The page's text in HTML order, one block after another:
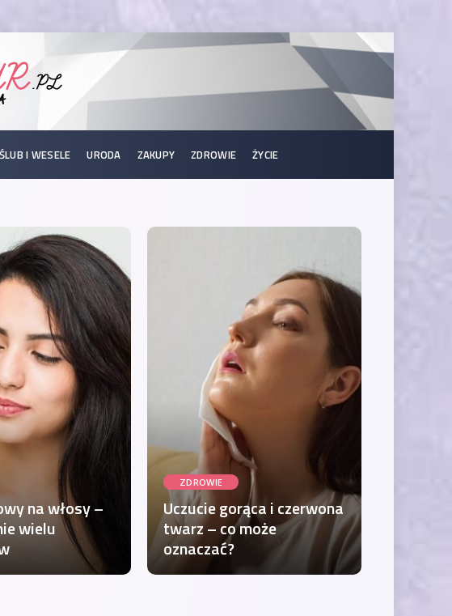
ŚLUB I WESELE URODA ZAKUPY ZDROWIE ŻYCIE
na włosy –
wielu
ZDROWIE
Uczucie gorąca i czerwona
twarz – co może
oznaczać?